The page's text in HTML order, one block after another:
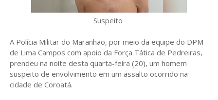
Suspeito
A Polícia Militar do Maranhão, por meio da equipe do DPM
de Lima Campos com apoio da Força Tática de Pedreiras,
prendeu na noite desta quarta-feira (20), um homem
suspeito de envolvimento em um assalto ocorrido na
cidade de Coroatá.